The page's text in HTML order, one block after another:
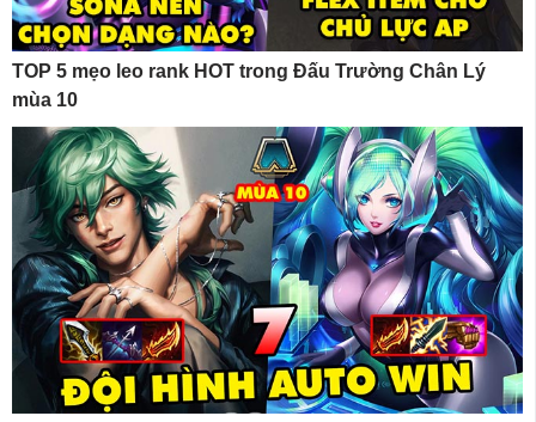
TOP 5 mẹo leo rank HOT trong Đấu Trường Chân Lý
mùa 10